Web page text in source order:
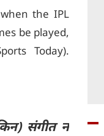
the IPL
be played,
Today).
संगीत न